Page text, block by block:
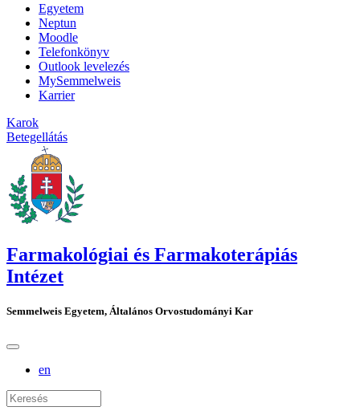
Egyetem
Neptun
Moodle
Telefonkönyv
Outlook levelezés
MySemmelweis
Karrier
Karok
Betegellátás
Farmakológiai és Farmakoterápiás
Intézet
Semmelweis Egyetem, Általános Orvostudományi Kar
en